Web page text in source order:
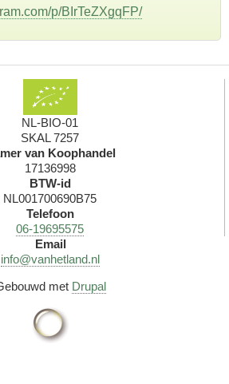
p/BIrTeZXgqFP/
NL-BIO-01
SKAL 7257
van Koophandel
17136998
BTW-id
NL001700690B75
Telefoon
06-19695575
Email
info@vanhetland.nl
met Drupal